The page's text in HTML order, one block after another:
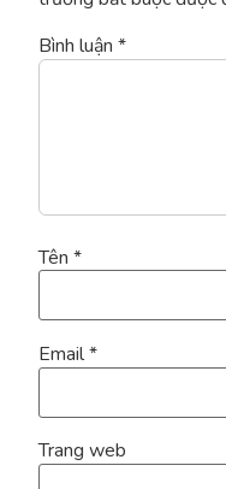
Bình luận *
Tên *
Email*
Trang web